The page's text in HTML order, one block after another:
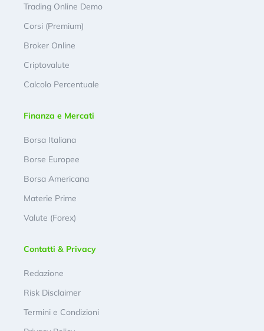
Trading Online Demo
Corsi (Premium)
Broker Online
Criptovalute
Calcolo Percentuale
Finanza e Mercati
Borsa Italiana
Borse Europee
Borsa Americana
Materie Prime
Valute (Forex)
Contatti & Privacy
Redazione
Risk Disclaimer
Termini e Condizioni